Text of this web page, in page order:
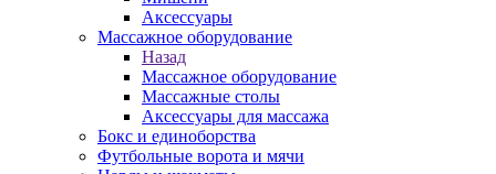
Аксессуары
Массажное оборудование
Назад
Массажное оборудование
Массажные столы
Аксессуары для массажа
Бокс и единоборства
Футбольные ворота и мячи